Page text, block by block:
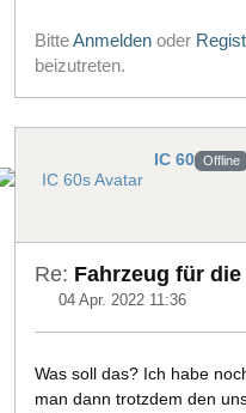
BitteAnmelden oder
beizutreten.
IC 60 Offline
Re: Fahrzeug für
04 Apr. 2022 11:36
Was soll das? Ich habe
man dann trotzdem den